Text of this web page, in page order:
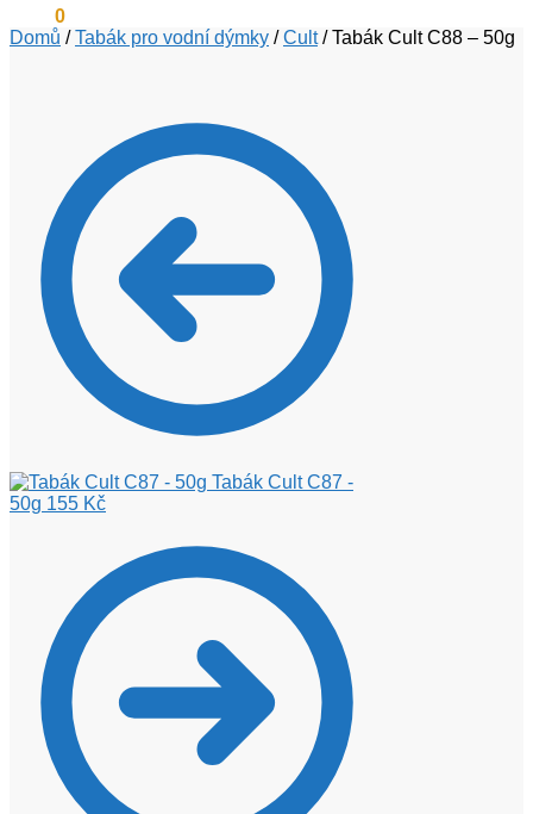
0
Domů /Tabák pro vodní dýmky /Cult/Tabák Cult C88 – 50g
Tabák Cult C87 -
50g 155 Kč